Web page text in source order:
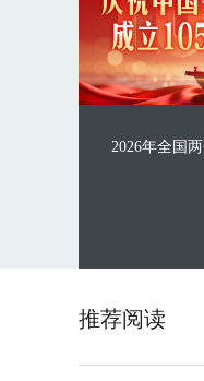
2026年全国
推荐阅读